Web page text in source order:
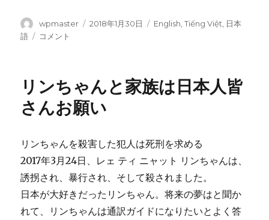
投
稿
wpmaster
投
2018年1月30日
カ
English ,Tiếng Việt 日本
語
リ
ん
と
家
日
本
人
さ
ん
コメント
リンちゃんと家族は日本人皆
さんお願い
リンちゃんを殺害した犯人は死刑を求める
2017年3月24日、レェ ティ ニャット リンちゃんは、
誘拐され、暴行され、そして殺されました。
日本が大好きだったリンちゃん。将来の夢はと聞か
れて、リンちゃんは通訳ガイドになりたいとよく答